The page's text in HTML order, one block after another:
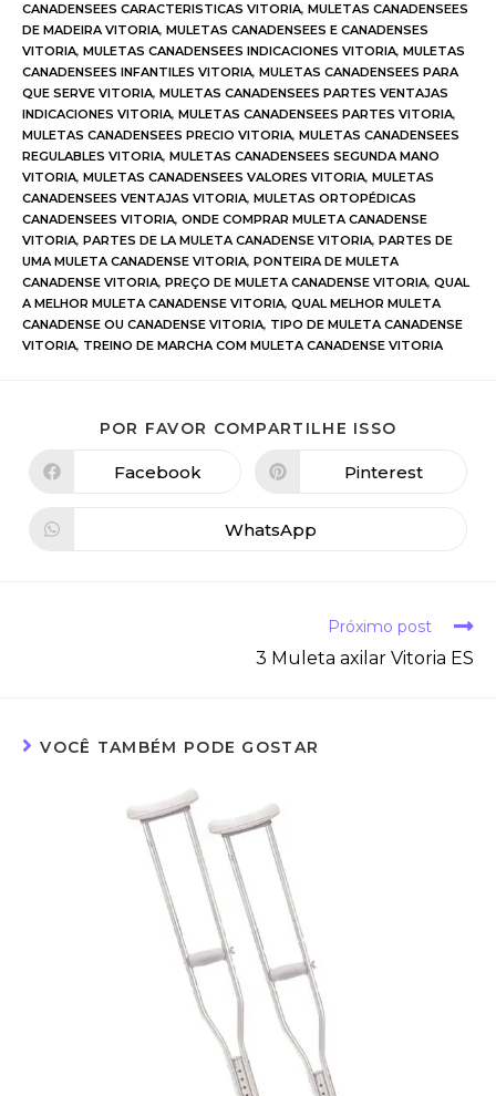
CANADENSEES CARACTERISTICAS VITORIA, MULETAS CANADENSEES
DE MADEIRA VITORIA, MULETAS CANADENSEES E CANADENSES
VITORIA, MULETAS CANADENSEES INDICACIONES VITORIA, MULETAS
CANADENSEES INFANTILES VITORIA, MULETAS CANADENSEES PARA
QUE SERVE VITORIA, MULETAS CANADENSEES PARTES VENTAJAS
INDICACIONES VITORIA, MULETAS CANADENSEES PARTES VITORIA,
MULETAS CANADENSEES PRECIO VITORIA, MULETAS CANADENSEES
REGULABLES VITORIA, MULETAS CANADENSEES SEGUNDA MANO
VITORIA, MULETAS CANADENSEES VALORES VITORIA, MULETAS
CANADENSEES VENTAJAS VITORIA, MULETAS ORTOPÉDICAS
CANADENSEES VITORIA, ONDE COMPRAR MULETA CANADENSE
VITORIA, PARTES DE LA MULETA CANADENSE VITORIA, PARTES DE
UMA MULETA CANADENSE VITORIA, PONTEIRA DE MULETA
CANADENSE VITORIA, PREÇO DE MULETA CANADENSE VITORIA, QUAL
A MELHOR MULETA CANADENSE VITORIA, QUAL MELHOR MULETA
CANADENSE OU CANADENSE VITORIA, TIPO DE MULETA CANADENSE
VITORIA, TREINO DE MARCHA COM MULETA CANADENSE VITORIA
POR FAVOR COMPARTILHE ISSO
Facebook Pinterest
WhatsApp
Próximo post
3 Muleta axilar Vitoria ES
VOCÊ TAMBÉM PODE GOSTAR